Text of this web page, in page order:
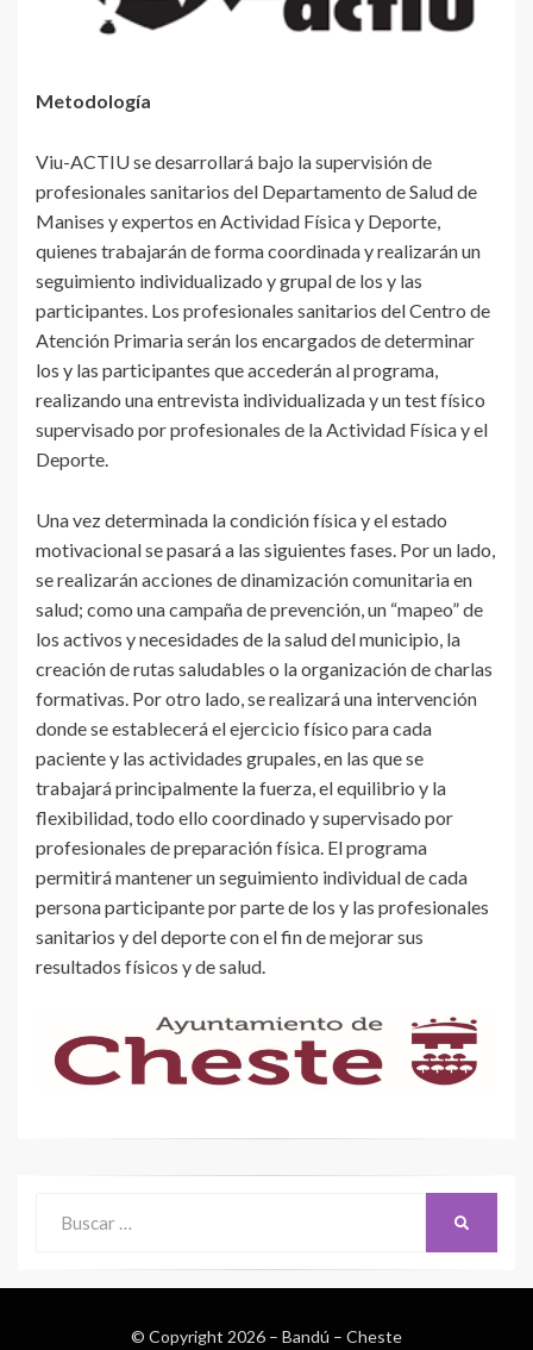
Metodología
Viu-ACTIU se desarrollará bajo la supervisión de
profesionales sanitarios del Departamento de Salud de
Manises y expertos en Actividad Física y Deporte,
quienes trabajarán de forma coordinada y realizarán un
seguimiento individualizado y grupal de los y las
participantes. Los profesionales sanitarios del Centro de
Atención Primaria serán los encargados de determinar
los y las participantes que accederán al programa,
realizando una entrevista individualizada y un test físico
supervisado por profesionales de la Actividad Física y el
Deporte.
Una vez determinada la condición física y el estado
motivacional se pasará a las siguientes fases. Por un lado,
se realizarán acciones de dinamización comunitaria en
salud; como una campaña de prevención, un “mapeo” de
los activos y necesidades de la salud del municipio, la
creación de rutas saludables o la organización de charlas
formativas. Por otro lado, se realizará una intervención
donde se establecerá el ejercicio físico para cada
paciente y las actividades grupales, en las que se
trabajará principalmente la fuerza, el equilibrio y la
flexibilidad, todo ello coordinado y supervisado por
profesionales de preparación física. El programa
permitirá mantener un seguimiento individual de cada
persona participante por parte de los y las profesionales
sanitarios y del deporte con el fin de mejorar sus
resultados físicos y de salud.
© Copyright 2026 – Bandú – Cheste